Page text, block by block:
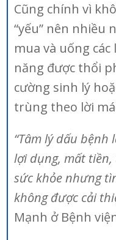
Cũng chính vì
“yếu” nên nhiều
mua và uống
năng được thổi
cường sinh lý
trùng theo lời
“Tâm lý dấu
lợi dụng, mất
sức khỏe nhưng
không được cải
Mạnh ở Bệnh